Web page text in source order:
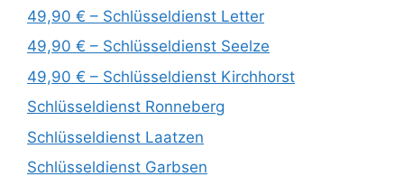
49,90 € – Schlüsseldienst Letter
49,90 € – Schlüsseldienst Seelze
49,90 € – Schlüsseldienst Kirchhorst
Schlüsseldienst Ronneberg
Schlüsseldienst Laatzen
Schlüsseldienst Garbsen